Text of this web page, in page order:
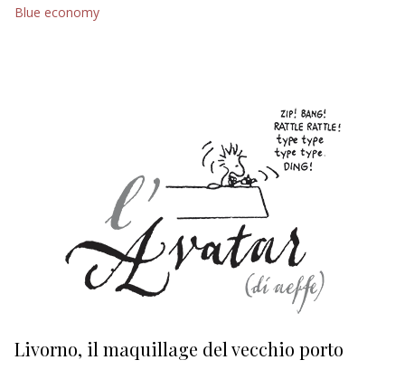
NAUTICA
Blue economy
Livorno, il maquillage del vecchio porto